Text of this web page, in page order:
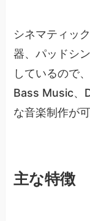
シネマティッ
器、パッドシ
しているので
Bass Music、
な音楽制作が可
主な特徴